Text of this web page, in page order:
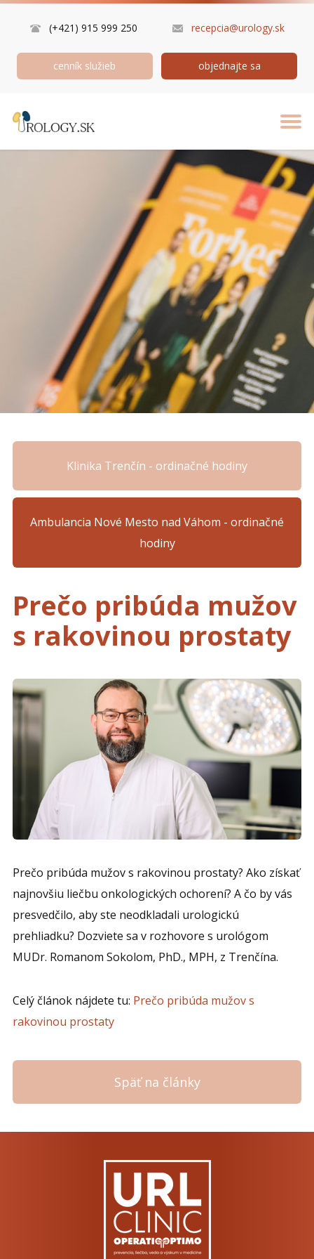
(+421) 915 999 250 recepcia@urology.sk
cenník služieb objednajte sa
Klinika Trenčín - ordinačné hodiny
Ambulancia Nové Mesto nad Váhom - ordinačné
hodiny
Prečo pribúda mužov
s rakovinou prostaty
Prečo pribúda mužov s rakovinou prostaty? Ako získať
najnovšiu liečbu onkologických ochorení? A čo by vás
presvedčilo, aby ste neodkladali urologickú
prehliadku? Dozviete sa v rozhovore s urológom
MUDr. Romanom Sokolom, PhD., MPH, z Trenčína.
Celý článok nájdete tu: Prečo pribúda mužov s
rakovinou prostaty
Späť na články